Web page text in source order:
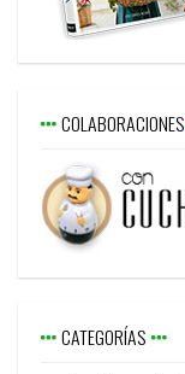
COLABORACIONES
CATEGORÍAS